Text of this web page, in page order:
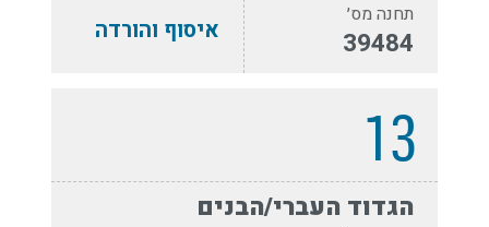
תחנה מס׳
39484 איסוף והורדה
13
הגדוד העברי/הבנים